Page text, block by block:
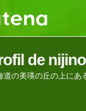
de
道の美瑛の丘の上にあ